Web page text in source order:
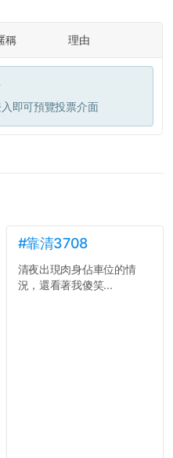
稱 理由
入即可預覽投票介面
#靠清3708
清夜出現肉身佔車位的情
況，還看著我傻笑...